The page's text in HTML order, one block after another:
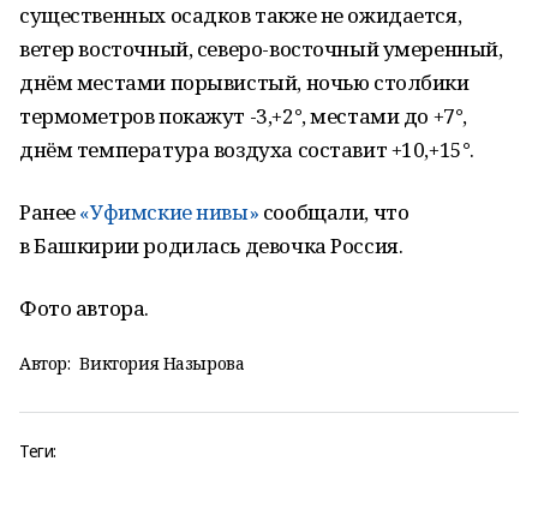
существенных осадков также не ожидается,
ветер восточный, северо-восточный умеренный,
днём местами порывистый, ночью столбики
термометров покажут -3,+2°, местами до +7°,
днём температура воздуха составит +10,+15°.
Ранее«Уфимские нивы» сообщали, что
в Башкирии родилась девочка Россия.
Фото автора.
Автор: Виктория Назырова
Теги: